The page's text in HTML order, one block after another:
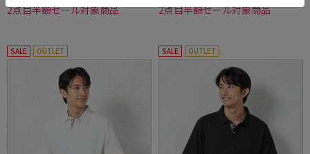
2点目半額セール対象商品 2点目半額セール対象商品
SALE OUTLET SALE OUTLET